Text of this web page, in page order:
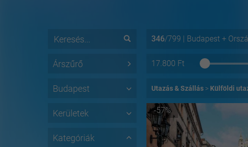
Árszűrő
Budapest
Kerületek
Kategóriák
346/799 | Budapest +
17.800 Ft
Utazás & Szállás Külföldi
-57%